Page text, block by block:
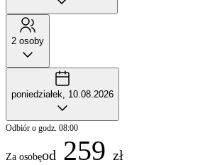
2 osoby
poniedziałek, 10.08.2026
Odbiór o godz. 08:00
Za osobęod 259 zł